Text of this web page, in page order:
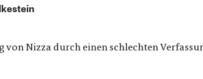
von Nizza durch einen schlechten